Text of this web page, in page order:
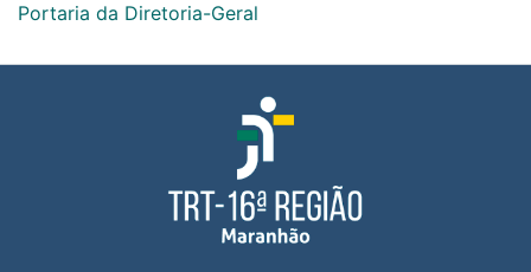
Portaria da Diretoria-Geral